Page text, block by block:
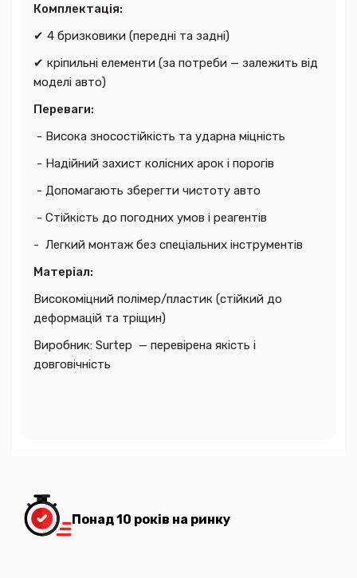
Комплектація:
✔ 4 бризковики (передні та задні)
✔ кріпильні елементи (за потреби — залежить від
моделі авто)
Переваги:
- Висока зносостійкість та ударна міцність
- Надійний захист колісних арок і порогів
- Допомагають зберегти чистоту авто
- Стійкість до погодних умов і реагентів
- Легкий монтаж без спеціальних інструментів
Матеріал:
Високоміцний полімер/пластик (стійкий до
деформацій та тріщин)
Виробник: Surtep — перевірена якість і
довговічність
Понад 10 років на ринку